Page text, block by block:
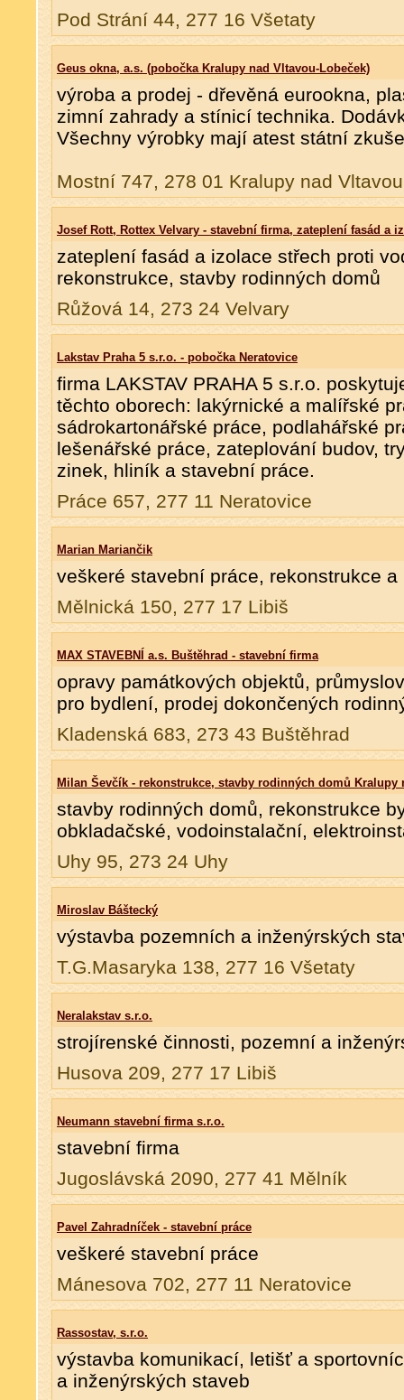
Pod Strání 44, 277 16 Všetaty
Geus okna, a.s. (pobočka Kralupy nad Vltavou-Lobeček)
výroba a prodej - dřevěná eurookna,
zimní zahrady a stínicí technika.
Všechny výrobky mají atest státní
Mostní 747, 278 01 Kralupy nad Vltavou
Josef Rott, Rottex Velvary - stavební firma, zateplení fasád a
zateplení fasád a izolace střech proti
rekonstrukce, stavby rodinných domů
Růžová 14, 273 24 Velvary
Lakstav Praha 5 s.r.o. - pobočka Neratovice
firma LAKSTAV PRAHA 5 s.r.o.
těchto oborech: lakýrnické a malířské
sádrokartonářské práce, podlahářské
lešenářské práce, zateplování budov,
zinek, hliník a stavební práce.
Práce 657, 277 11 Neratovice
Marian Mariančik
veškeré stavební práce, rekonstrukce a
Mělnická 150, 277 17 Libiš
MAX STAVEBNÍ a.s. Buštěhrad - stavební firma
opravy památkových objektů,
pro bydlení, prodej dokončených
Kladenská 683, 273 43 Buštěhrad
Milan Ševčík - rekonstrukce, stavby rodinných domů Kralupy
stavby rodinných domů, rekonstrukce
obkladačské, vodoinstalační,
Uhy 95, 273 24 Uhy
Miroslav Báštecký
výstavba pozemních a inženýrských
T.G.Masaryka 138, 277 16 Všetaty
Neralakstav s.r.o.
strojírenské činnosti, pozemní a
Husova 209, 277 17 Libiš
Neumann stavební firma s.r.o.
stavební firma
Jugoslávská 2090, 277 41 Mělník
Pavel Zahradníček - stavební práce
veškeré stavební práce
Mánesova 702, 277 11 Neratovice
Rassostav, s.r.o.
výstavba komunikací, letišť a
a inženýrských staveb